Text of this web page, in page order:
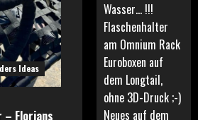
Ideas
Florians
Wasser… !!!
Flaschenhalter
am Omnium Rack
Euroboxen auf
dem Longtail,
ohne 3D-Druck ;-)
Neues auf dem